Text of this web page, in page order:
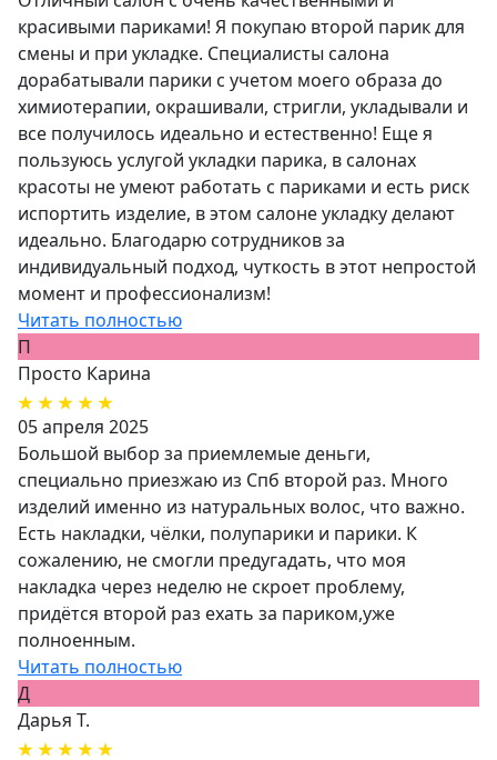
красивыми париками! Я покупаю второй парик для
смены и при укладке. Специалисты салона
дорабатывали парики с учетом моего образа до
химиотерапии, окрашивали, стригли, укладывали и
все получилось идеально и естественно! Еще я
пользуюсь услугой укладки парика, в салонах
красоты не умеют работать с париками и есть риск
испортить изделие, в этом салоне укладку делают
идеально. Благодарю сотрудников за
индивидуальный подход, чуткость в этот непростой
момент и профессионализм!
Читать полностью
П
Просто Карина
05 апреля 2025
Большой выбор за приемлемые деньги,
специально приезжаю из Спб второй раз. Много
изделий именно из натуральных волос, что важно.
Есть накладки, чёлки, полупарики и парики. К
сожалению, не смогли предугадать, что моя
накладка через неделю не скроет проблему,
придётся второй раз ехать за париком,уже
полноенным.
Читать полностью
Д
Дарья Т.